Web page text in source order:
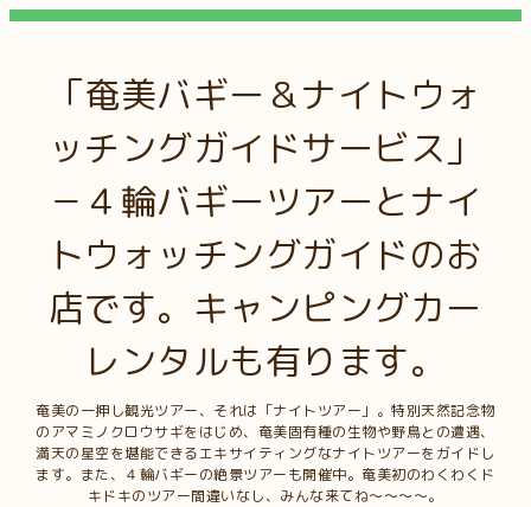
「奄美バギー＆ナイトウォ
ッチングガイドサービス」
－４輪バギーツアーとナイ
トウォッチングガイドのお
店です。キャンピングカー
レンタルも有ります。
奄美の一押し観光ツアー、それは「ナイトツアー」。特別天然記念物
のアマミノクロウサギをはじめ、奄美固有種の生物や野鳥との遭遇、
満天の星空を堪能できるエキサイティングなナイトツアーをガイドし
ます。また、４輪バギーの絶景ツアーも開催中。奄美初のわくわくド
キドキのツアー間違いなし、みんな来てね～～～～。